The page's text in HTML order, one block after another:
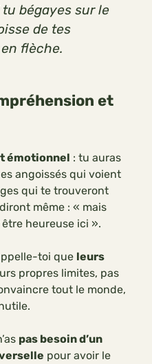
bégayes sur le
de tes
flèche.
et
émotionnel : tu auras
angoissés qui voient
qui te trouveront
même : « mais
heureuse ici ».
toi que leurs
propres limites, pas
tout le monde,
pas besoin d’un
pour avoir le